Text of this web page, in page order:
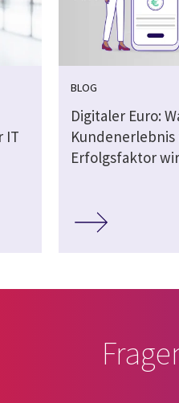
IT
BLOG
Digitaler Euro:
Erfolgsfaktor